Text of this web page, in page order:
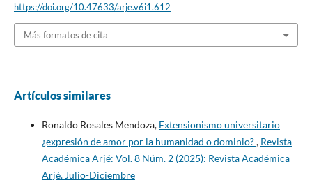
https://doi.org/10.47633/arje.v6i1.612
Más formatos de cita
Artículos similares
Ronaldo Rosales Mendoza, Extensionismo universitario
¿expresión de amor por la humanidad o dominio?, Revista
Académica Arjé: Vol. 8 Núm. 2 (2025): Revista Académica
Arjé. Julio-Diciembre